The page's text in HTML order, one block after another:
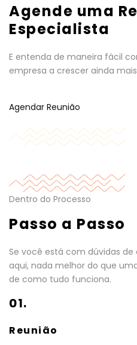
Agende uma
Especialista
E entenda de maneira fácil
empresa a crescer ainda
Agendar Reunião
Dentro do Processo
Passo a Passo
Se você está com dúvidas
aqui, nada melhor do que
de como tudo funciona.
01.
Reunião